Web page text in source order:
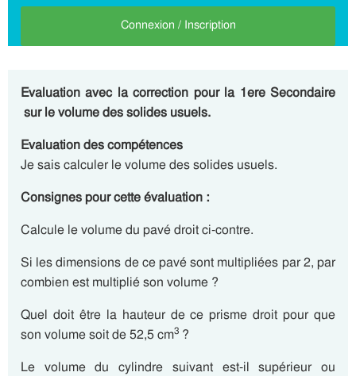
Connexion / Inscription
Evaluation avec la correction pour la 1ere Secondaire
sur le volume des solides usuels.
Evaluation des compétences
Je sais calculer le volume des solides usuels.
Consignes pour cette évaluation :
Calcule le volume du pavé droit ci-contre.
Si les dimensions de ce pavé sont multipliées par 2, par
combien est multiplié son volume ?
Quel doit être la hauteur de ce prisme droit pour que
son volume soit de 52,5 cm3 ?
Le volume du cylindre suivant est-il supérieur ou